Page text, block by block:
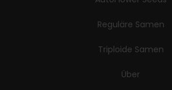
Reguläre Samen
Triploide Samen
Über